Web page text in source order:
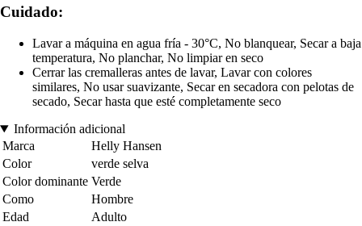
Cuidado:
Lavar a máquina en agua fría - 30°C, No blanquear, Secar a baja
temperatura, No planchar, No limpiar en seco
Cerrar las cremalleras antes de lavar, Lavar con colores
similares, No usar suavizante, Secar en secadora con pelotas de
secado, Secar hasta que esté completamente seco
Información adicional
Marca
Helly Hansen
Color
verde selva
Color dominante Verde
Como
Hombre
Edad
Adulto